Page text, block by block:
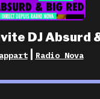
DJ Absurd
Radio Nova